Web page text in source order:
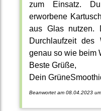
zum Einsatz.
erworbene
aus Glas nutzen.
Durchlaufzeit des
genau so wie beim
Beste Grüße,
Dein
Beanwortet am 08.04.2023